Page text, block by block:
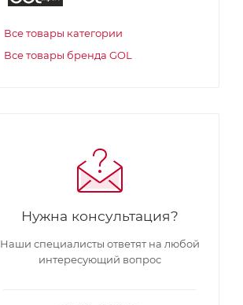
Все товары категории
Все товары бренда GOL
Нужна консультация?
Наши специалисты ответят на любой
интересующий вопрос